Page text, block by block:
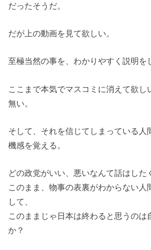
だったそうだ。
だが上の動画を見て欲しい。
至極当然の事を、わかりやすく説明を
ここまで本気でマスコミに消えて欲し
無い。
そして、それを信じてしまっている人
機感を覚える。
どの政党がいい、悪いなんて話はした
このまま、物事の表裏がわからない人
して、
このままじゃ日本は終わると思うのは
か？